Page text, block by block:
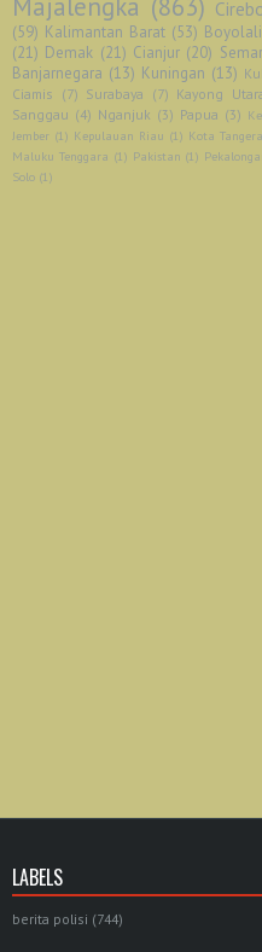
Majalengka (863)
(59) Kalimantan Barat (53) Boyolali
(21) Demak (21) Cianjur (20)
Banjarnegara (13) Kuningan (13)
Ciamis (7) Surabaya (7) Kayong
Sanggau (4) Nganjuk (3) Papua (3)
Jember (1) Kepulauan Riau (1) Kota
Maluku Tenggara (1) Pakistan (1)
Solo (1)
LABELS
berita polisi (744)